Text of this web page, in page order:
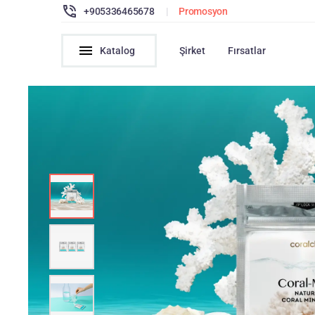
+905336465678 | Promosyon
Katalog Şirket Fırsatlar